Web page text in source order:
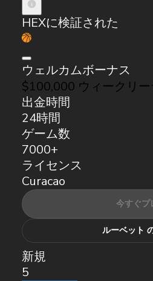
HEXに検証された
ウェルカムボーナス
$100,000 ウィークリ
出金時間
24時間
ゲーム数
7000+
ライセンス
Curacao
今すぐプ
ルーベット
新規
5